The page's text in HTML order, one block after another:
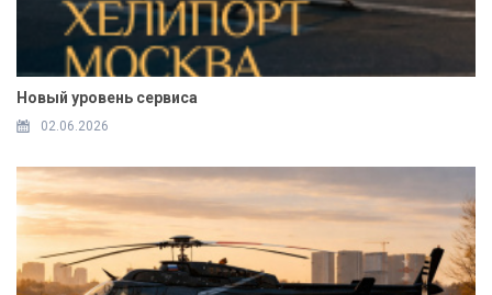
Новый уровень сервиса
02.06.2026